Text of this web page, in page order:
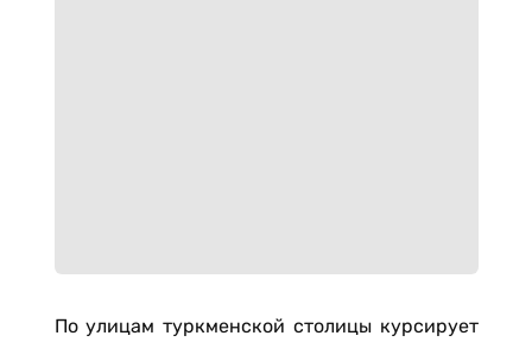
По улицам туркменской столицы курсирует